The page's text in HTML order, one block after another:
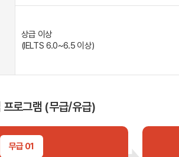
학생후기
교환학생 후기
고객서비스
상급 이상
(IELTS 6.0~6.5 이상)
프로그램 (무급/유급)
무급 01